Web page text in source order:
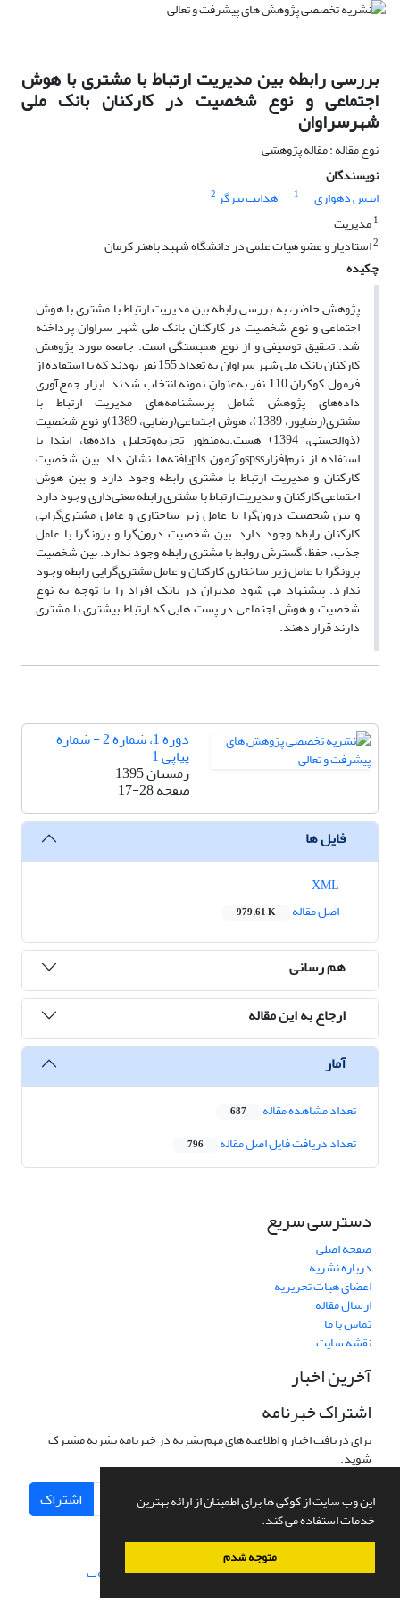
این وب سایت از کوکی ها برای اطمینان از ارائه بهترین
خدمات استفاده می کند.
متوجه شدم
بررسی رابطه بین مدیریت ارتباط با مشتری با هوش
اجتماعی و نوع شخصیت در کارکنان بانک ملی
شهرسراوان
نوع مقاله : مقاله پژوهشی
نویسندگان
انیس دهواری
1 هدایت تیرگر2
1مدیریت
2استادیار و عضو هیات علمی در دانشگاه شهید باهنر کرمان
چکیده
پژوهش حاضر، به بررسی رابطه بین مدیریت ارتباط با مشتری با هوش
اجتماعی و نوع شخصیت در کارکنان بانک ملی شهر سراوان پرداخته
شد. تحقیق توصیفی و از نوع همبستگی است. جامعه مورد پژوهش
کارکنان بانک ملی شهر سراوان به تعداد 155 نفر بودند که با استفاده از
فرمول کوکران 110 نفر به‌عنوان نمونه انتخاب شدند. ابزار جمع‌آوری
داده‌های پژوهش شامل پرسشنامه‌های مدیریت ارتباط با
مشتری(رضاپور، 1389)، هوش اجتماعی(رضایی، 1389)و نوع شخصیت
(ذوالحسنی، 1394) هست.به‌منظور تجزیه‌وتحلیل داده‌ها، ابتدا با
استفاده از نرم‌افزارspssوآزمون plsیافته‌ها نشان داد بین شخصیت
کارکنان و مدیریت ارتباط با مشتری رابطه وجود دارد و بین هوش
اجتماعی کارکنان و مدیریت ارتباط با مشتری رابطه معنی‌داری وجود دارد
و بین شخصیت درون‌گرا با عامل زیر ساختاری و عامل مشتری‌گرایی
کارکنان رابطه وجود دارد. بین شخصیت درون‌گرا و برونگرا با عامل
جذب، حفظ، گسترش روابط با مشتری رابطه وجود ندارد. بین شخصیت
برونگرا با عامل زیر ساختاری کارکنان و عامل مشتری‌گرایی رابطه وجود
ندارد. پیشنهاد می شود مدیران در بانک افراد را با توجه به نوع
شخصیت و هوش اجتماعی در پست هایی که ارتباط بیشتری با مشتری
دارند قرار دهند.
دوره 1، شماره 2 - شماره
پیاپی 1
زمستان 1395
صفحه17-28
فایل ها
اصل مقاله
979.61 K
هم رسانی
ارجاع به این مقاله
آمار
تعداد مشاهده مقاله 687
تعداد دریافت فایل اصل مقاله 796
دسترسی سریع
صفحه اصلی
درباره نشریه
اعضای هیات تحریریه
ارسال مقاله
تماس با ما
نقشه سایت
آخرین اخبار
اشتراک خبرنامه
برای دریافت اخبار و اطلاعیه های مهم نشریه در خبرنامه نشریه مشترک
شوید.
اشتراک
سامانه مدیریت نشریات علمی.طراحی و پیاده سازی از سیناوب